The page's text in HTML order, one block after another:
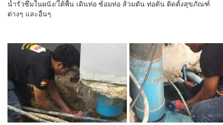
น้ำรั่วซึมในผนัง/ใต้พื้น เดินท่อ ซ้อมท่อ ส้วมตัน ท่อตัน ติดตั้งสุขภัณฑ์
ต่างๆ และอื่นๆ